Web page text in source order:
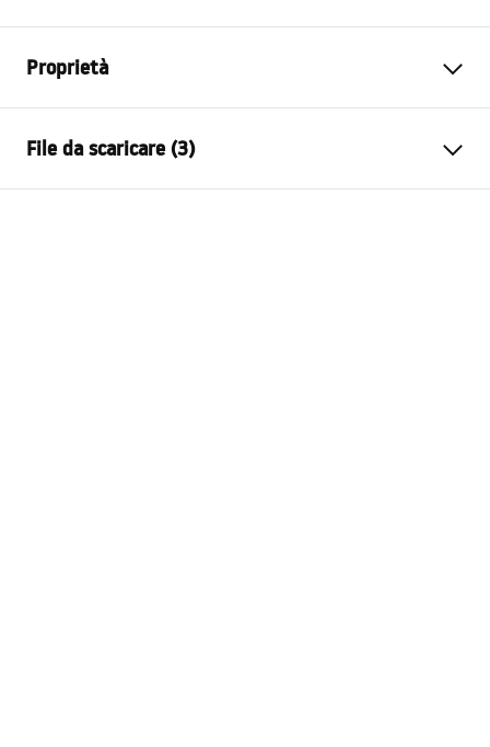
Proprietà
Metodo di installazione
Colore
Nero
File da scaricare (3)